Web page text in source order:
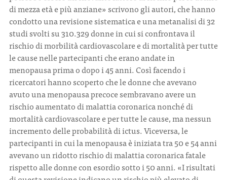
di mezza età e più anziane» scrivono gli autori, che hanno
condotto una revisione sistematica e una metanalisi di 32
studi svolti su 310.329 donne in cui si confrontava il
rischio di morbilità cardiovascolare e di mortalità per tutte
le cause nelle partecipanti che erano andate in
menopausa prima o dopo i 45 anni. Così facendo i
ricercatori hanno scoperto che le donne che avevano
avuto una menopausa precoce sembravano avere un
rischio aumentato di malattia coronarica nonché di
mortalità cardiovascolare e per tutte le cause, ma nessun
incremento delle probabilità di ictus. Viceversa, le
partecipanti in cui la menopausa è iniziata tra 50 e 54 anni
avevano un ridotto rischio di malattia coronarica fatale
rispetto alle donne con esordio sotto i 50 anni. «I risultati